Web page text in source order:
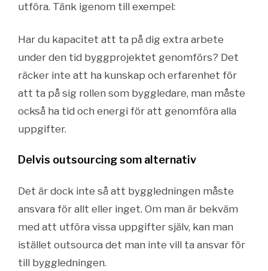
utföra. Tänk igenom till exempel:
Har du kapacitet att ta på dig extra arbete
under den tid byggprojektet genomförs? Det
räcker inte att ha kunskap och erfarenhet för
att ta på sig rollen som byggledare, man måste
också ha tid och energi för att genomföra alla
uppgifter.
Delvis outsourcing som alternativ
Det är dock inte så att byggledningen måste
ansvara för allt eller inget. Om man är bekväm
med att utföra vissa uppgifter själv, kan man
istället outsourca det man inte vill ta ansvar för
till byggledningen.